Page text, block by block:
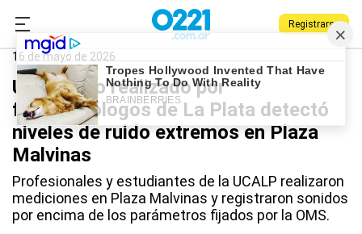
Registrarse
0221.com.ar
La Plata
16 de mayo de 2026
Un estudio realizado por
fonoaudiólogos de La Plata detectó
niveles de ruido extremos en Plaza
Malvinas
Profesionales y estudiantes de la UCALP realizaron
mediciones en Plaza Malvinas y registraron sonidos
por encima de los parámetros fijados por la OMS.